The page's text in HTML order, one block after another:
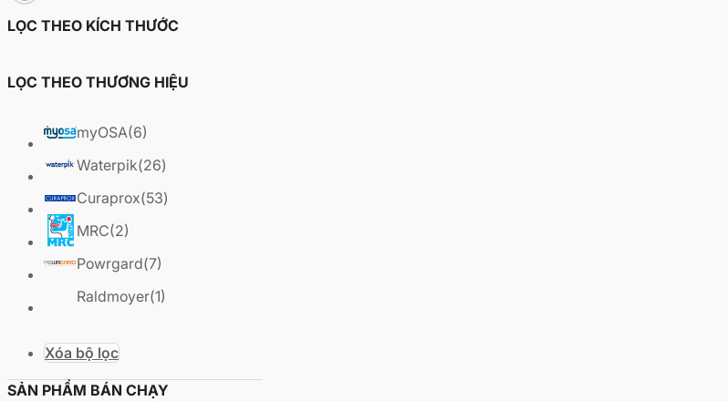
LỌC THEO KÍCH THƯỚC
LỌC THEO THƯƠNG HIỆU
myOSA(6)
Waterpik(26)
Curaprox(53)
MRC(2)
Powrgard(7)
Raldmoyer(1)
Xóa bộ lọc
SẢN PHẨM BÁN CHẠY